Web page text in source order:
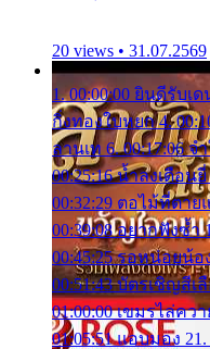
20 views • 31.07.2569
1. 00:00:00 ยินดีรับเ
กิ่งทองใบหยก 4.
ลานเท 6. 00:17:06 จ
00:25:16 น้ำลงเดือน
00:32:29 ตอไม้ที่ตาย
00:39:08 อยากฟังซ้ำ
00:45:25 รอหน่อยน้อ
00:51:43 บัตรเชิญสีเ
01:00:00 เขมรไล่คว
01:05:51 แอบมอง